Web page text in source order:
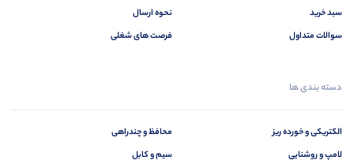
سبد خرید
سوالات متداول
نحوه ارسال
فرصت های شغلی
دسته بندی ها
الکتریکی و خورده ریز
لامپ و روشنایی
محافظ و چندراهی
سیم و کابل